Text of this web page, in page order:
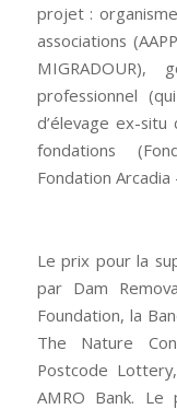
projet :
associations
MIGRADOUR),
professionnel
d’élevage ex-
fondations
Fondation Arcadia
Le prix pour la
par Dam
Foundation, la
The Nature
Postcode
AMRO Bank.